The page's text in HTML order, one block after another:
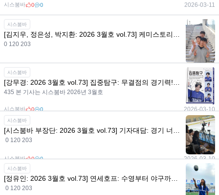
시스붐바 0 0 2026-03-11
시스붐바
0 120 203
시스붐바 2026-03-10
시스붐바
435 본 기사는 시스붐바 2026년 3월호
시스붐바 0 0 2026-03-10
시스붐바
0 120 203
시스붐바 0 0 2026-03-10
시스붐바
0 120 203